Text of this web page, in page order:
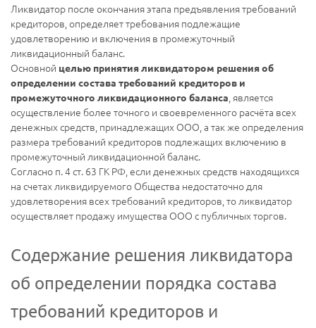
Ликвидатор после окончания этапа предъявления требований
кредиторов, определяет требования подлежащие
удовлетворению и включения в промежуточный
ликвидационный баланс.
Основной целью принятия ликвидатором решения об
определении состава требований кредиторов и
промежуточного ликвидационного баланса, является
осуществление более точного и своевременного расчёта всех
денежных средств, принадлежащих ООО, а так же определения
размера требований кредиторов подлежащих включению в
промежуточный ликвидационной баланс.
Согласно п. 4 ст. 63 ГК РФ, если денежных средств находящихся
на счетах ликвидируемого Общества недостаточно для
удовлетворения всех требований кредиторов, то ликвидатор
осуществляет продажу имущества ООО с публичных торгов.
Содержание решения ликвидатора
об определении порядка состава
требований кредиторов и